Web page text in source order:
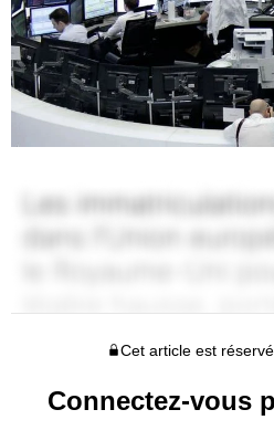
Cet article est
Connectez-vous